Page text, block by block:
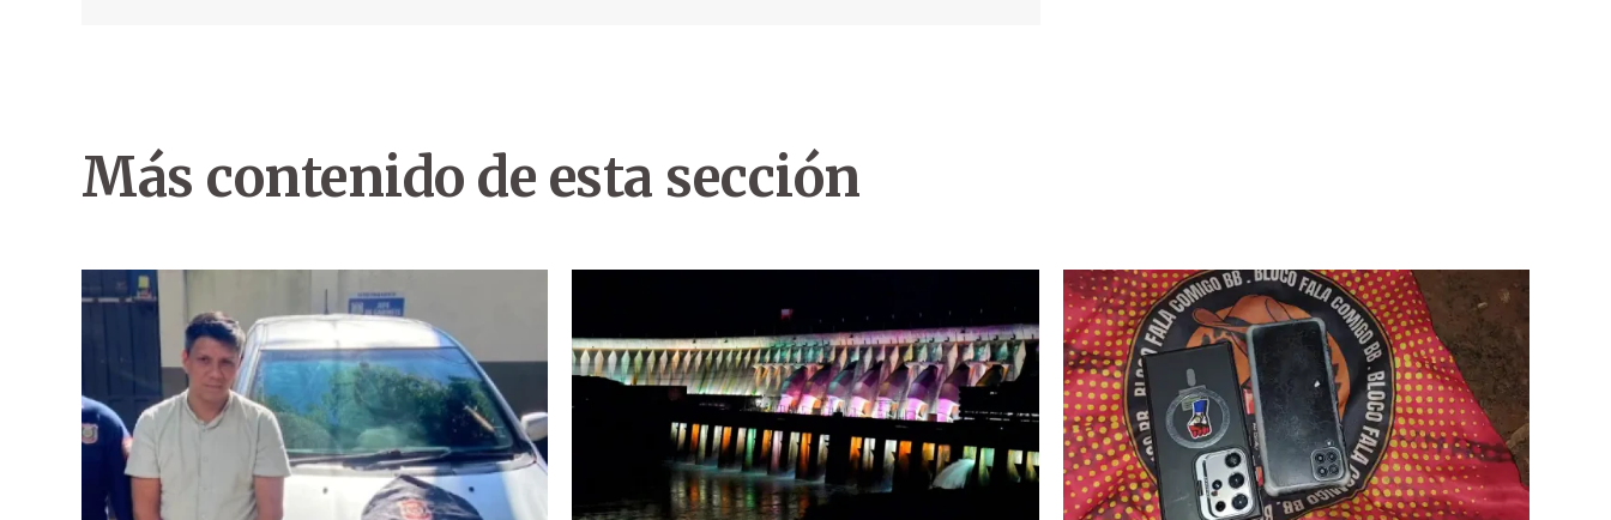
Más contenido de esta sección